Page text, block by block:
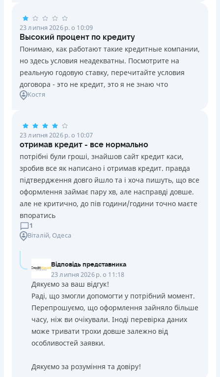
23 липня 2026 р. о 10:09
Высокий процент по кредиту
Понимаю, как работают такие кредитные компании,
но здесь условия неадекватны. Посмотрите на
реальную годовую ставку, перечитайте условия
договора - это не кредит, это я не знаю что
Костя
23 липня 2026 р. о 10:07
отримав кредит - все нормально
потрібні були гроші, знайшов сайт кредит каси,
зробив все як написано і отримав кредит. правда
підтвердження довго йшло та і хоча пишуть, що все
оформлення займає пару хв, але насправді довше.
але не критично, до пів години/години точно маєте
впоратись
1
Віталій, Одеса
Відповідь представника
23 липня 2026 р. о 11:18
Дякуємо за ваш відгук!
Раді, що змогли допомогти у потрібний момент.
Перепрошуємо, що оформлення зайняло більше
часу, ніж ви очікували. Іноді перевірка даних
може тривати трохи довше залежно від
особливостей заявки.
Дякуємо за розуміння та довіру!